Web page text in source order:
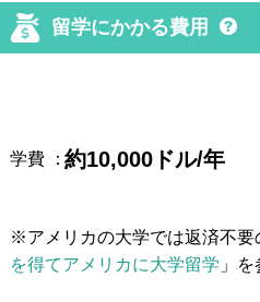
留学にかかる費用
学費 ：約10,000ドル/年
※アメリカの大学では返済不要
を得てアメリカに大学留学 」